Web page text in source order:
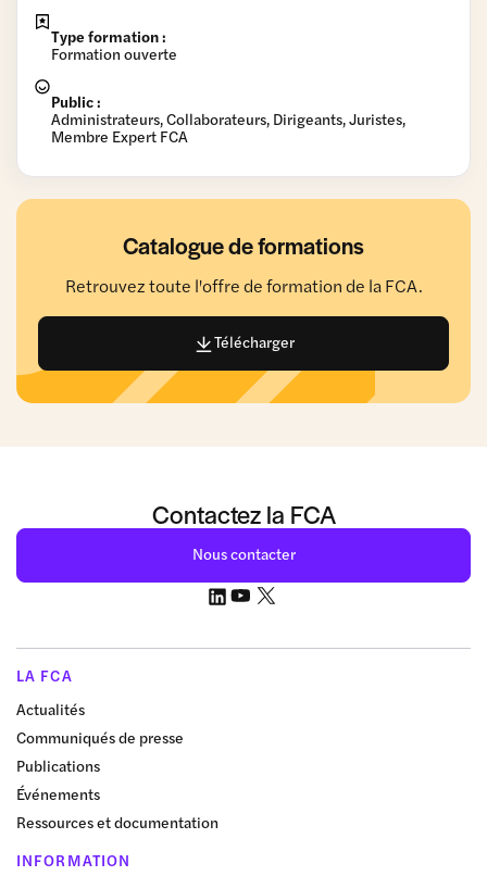
Catalogue de formations
Retrouvez toute l'offre de formation de la FCA.
Télécharger
Type formation :
Formation ouverte
Public :
Administrateurs, Collaborateurs, Dirigeants, Juristes,
Membre Expert FCA
Contactez la FCA
Nous contacter
LA FCA
Actualités
Communiqués de presse
Publications
Événements
Ressources et documentation
INFORMATION